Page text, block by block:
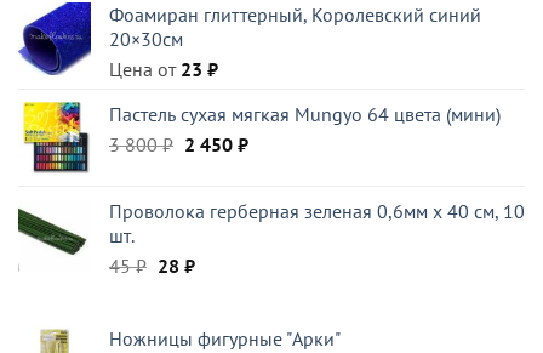
Фоамиран глиттерный, Королевский синий
20×30см
Цена от 23 ₽
Пастель сухая мягкая Mungyo 64 цвета (мини)
3 800₽ Первоначальная
3
2 450 ₽Текущая
450 ₽.
Проволока герберная зеленая 0,6мм x 40 см, 10
шт.
45₽ Первоначальная
45 ₽.
28 ₽Текущая
Ножницы фигурные "Арки"